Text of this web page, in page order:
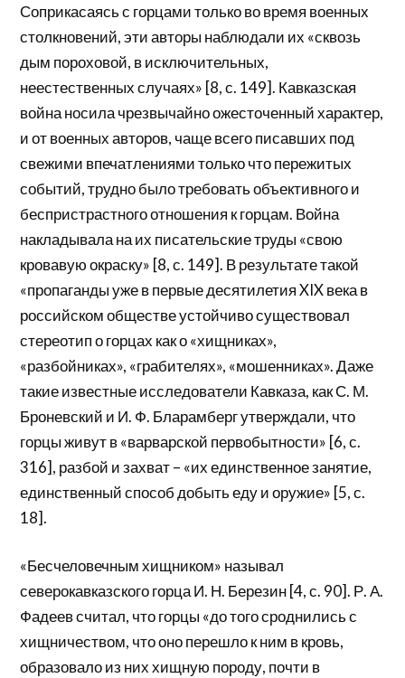
Соприкасаясь с горцами только во время военных
столкновений, эти авторы наблюдали их «сквозь
дым пороховой, в исключительных,
неестественных случаях» [8, с. 149]. Кавказская
война носила чрезвычайно ожесточенный характер,
и от военных авторов, чаще всего писавших под
свежими впечатлениями только что пережитых
событий, трудно было требовать объективного и
беспристрастного отношения к горцам. Война
накладывала на их писательские труды «свою
кровавую окраску» [8, с. 149]. В результате такой
«пропаганды уже в первые десятилетия XIX века в
российском обществе устойчиво существовал
стереотип о горцах как о «хищниках»,
«разбойниках», «грабителях», «мошенниках». Даже
такие известные исследователи Кавказа, как С. М.
Броневский и И. Ф. Бларамберг утверждали, что
горцы живут в «варварской первобытности» [6, с.
316], разбой и захват – «их единственное занятие,
единственный способ добыть еду и оружие» [5, с.
18].
«Бесчеловечным хищником» называл
северокавказского горца И. Н. Березин [4, с. 90]. Р. А.
Фадеев считал, что горцы «до того сроднились с
хищничеством, что оно перешло к ним в кровь,
образовало из них хищную породу, почти в